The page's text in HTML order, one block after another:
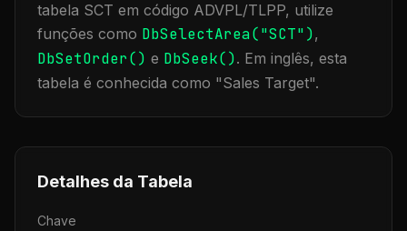
tabela SCT em código ADVPL/TLPP, utilize
funções como DbSelectArea("SCT"),
DbSetOrder() e DbSeek(). Em inglês, esta
tabela é conhecida como "Sales Target".
Detalhes da Tabela
Chave